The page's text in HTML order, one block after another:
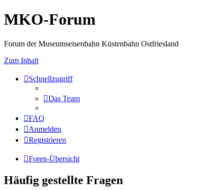
MKO-Forum
Forum der Museumseisenbahn Küstenbahn Ostfriesland
Zum Inhalt
Schnellzugriff
Das Team
FAQ
Anmelden
Registrieren
Foren-Übersicht
Häufig gestellte Fragen